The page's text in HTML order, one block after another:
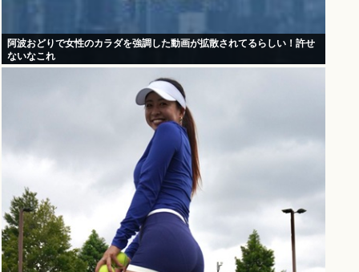
阿波おどりで女性のカラダを強調した動画が拡散されてるらしい！許せ
ないなこれ